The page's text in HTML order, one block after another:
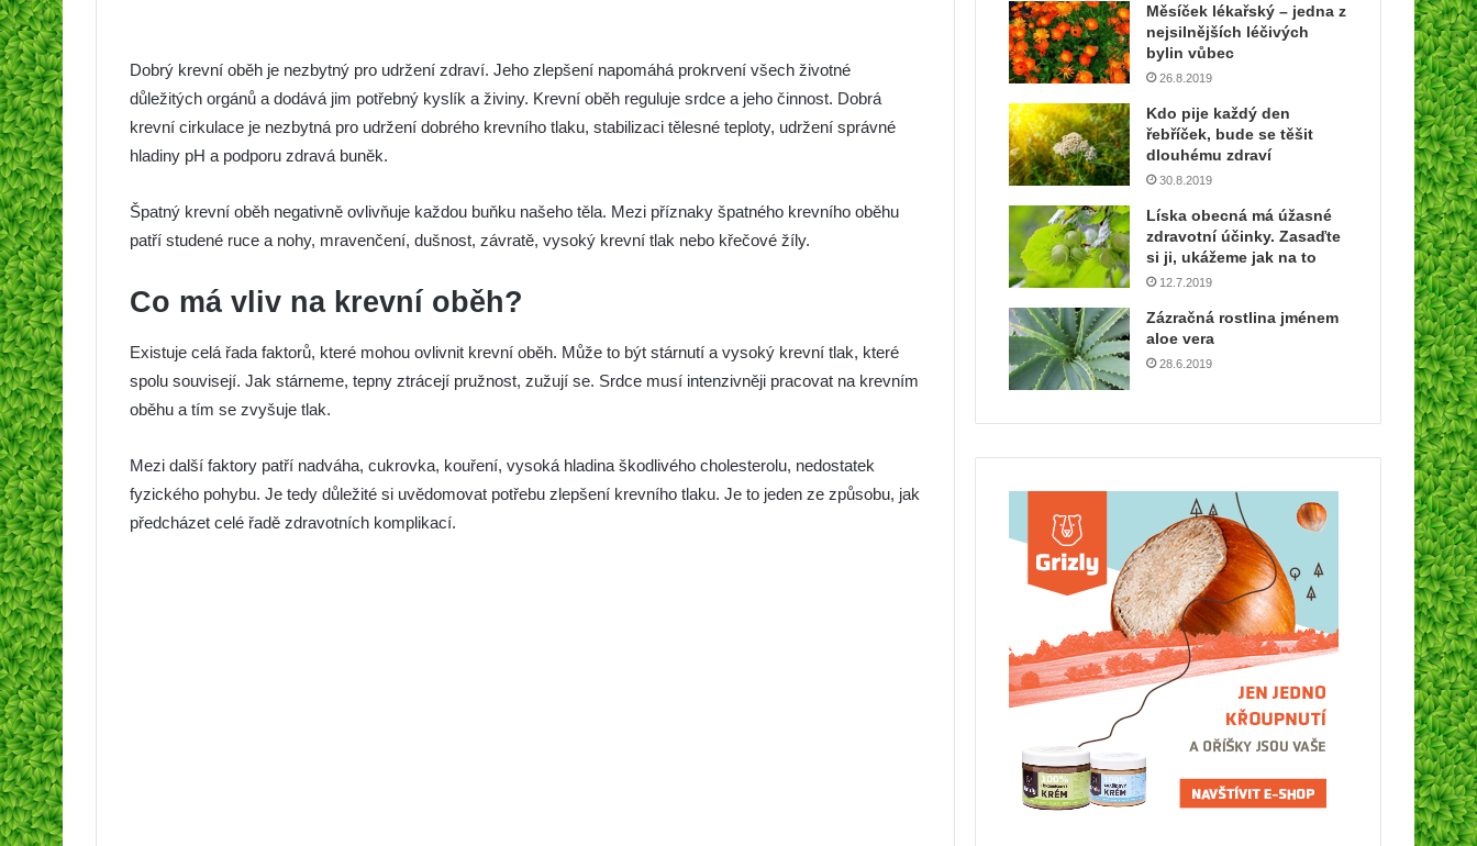
Dobrý krevní oběh je nezbytný pro udržení zdraví. Jeho zlepšení napomáhá prokrvení všech životné
důležitých orgánů a dodává jim potřebný kyslík a živiny. Krevní oběh reguluje srdce a jeho činnost. Dobrá
krevní cirkulace je nezbytná pro udržení dobrého krevního tlaku, stabilizaci tělesné teploty, udržení správné
hladiny pH a podporu zdravá buněk.
Špatný krevní oběh negativně ovlivňuje každou buňku našeho těla. Mezi příznaky špatného krevního oběhu
patří studené ruce a nohy, mravenčení, dušnost, závratě, vysoký krevní tlak nebo křečové žíly.
Co má vliv na krevní oběh?
Existuje celá řada faktorů, které mohou ovlivnit krevní oběh. Může to být stárnutí a vysoký krevní tlak, které
spolu souvisejí. Jak stárneme, tepny ztrácejí pružnost, zužují se. Srdce musí intenzivněji pracovat na krevním
oběhu a tím se zvyšuje tlak.
Mezi další faktory patří nadváha, cukrovka, kouření, vysoká hladina škodlivého cholesterolu, nedostatek
fyzického pohybu. Je tedy důležité si uvědomovat potřebu zlepšení krevního tlaku. Je to jeden ze způsobu, jak
předcházet celé řadě zdravotních komplikací.
Měsíček lékařský – jedna z
nejsilnějších léčivých
bylin vůbec
26.8.2019
Kdo pije každý den
řebříček, bude se těšit
dlouhému zdraví
30.8.2019
Líska obecná má úžasné
zdravotní účinky. Zasaďte
si ji, ukážeme jak na to
12.7.2019
Zázračná rostlina jménem
aloe vera
28.6.2019